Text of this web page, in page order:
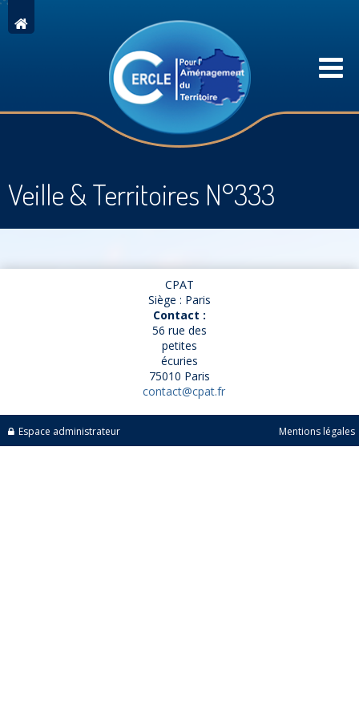
Veille & Territoires N°333
CPAT
Siège : Paris
Contact :
56 rue des
petites
écuries
75010 Paris
contact@cpat.fr
Espace administrateur Mentions légales